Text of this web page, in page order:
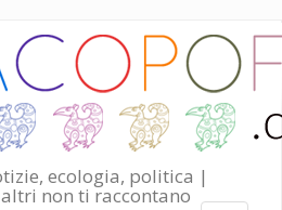
ecologia, politica |
non ti raccontano